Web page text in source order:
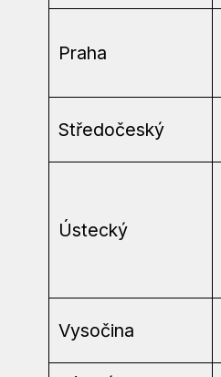
Praha
Středočeský
Ústecký
Vysočina